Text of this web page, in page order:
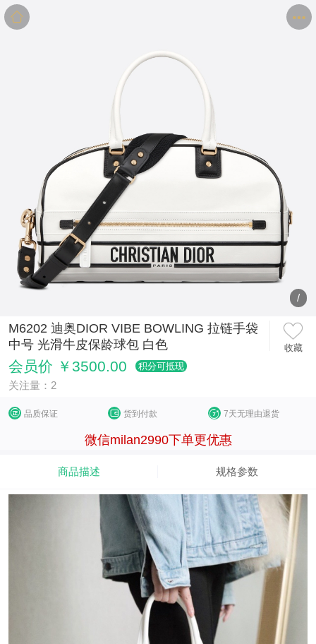
/
M6202 迪奥DIOR VIBE BOWLING 拉链手袋
中号 光滑牛皮保龄球包 白色
收藏
会员价 ￥3500.00 积分可抵现
关注量：2
品质保证 货到付款 7天无理由退货
微信milan2990下单更优惠
商品描述 规格参数